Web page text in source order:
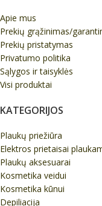
Apie mus
Prekių grąžinimas/
Prekių pristatymas
Privatumo politika
Sąlygos ir taisyklės
Visi produktai
KATEGORIJOS
Plaukų priežiūra
Elektros prietaisai
Plaukų aksesuarai
Kosmetika veidui
Kosmetika kūnui
Depiliacija